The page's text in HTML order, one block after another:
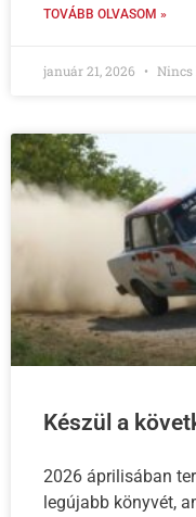
TOVÁBB OLVASOM »
január 21, 2026 Nincs
Készül a
2026 áprilisában
legújabb könyvét,